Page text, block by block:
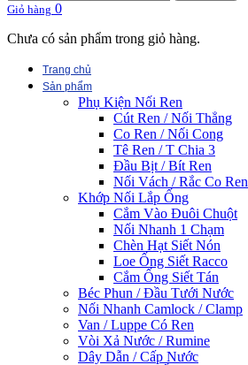
Giỏ hàng 0
Chưa có sản phẩm trong giỏ hàng.
Trang chủ
Sản phẩm
Phụ Kiện Nối Ren
Cút Ren / Nối Thẳng
Co Ren / Nối Cong
Tê Ren / T Chia 3
Đầu Bịt / Bít Ren
Nối Vách / Rắc Co Ren
Khớp Nối Lắp Ống
Cắm Vào Đuôi Chuột
Nối Nhanh 1 Chạm
Chèn Hạt Siết Nón
Loe Ống Siết Racco
Cắm Ống Siết Tán
Béc Phun / Đầu Tưới Nước
Nối Nhanh Camlock / Clamp
Van / Luppe Có Ren
Vòi Xả Nước / Rumine
Dây Dẫn / Cấp Nước